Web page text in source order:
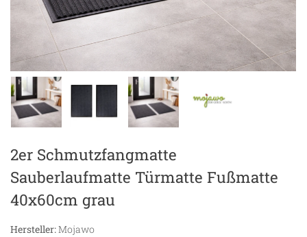
2er Schmutzfangmatte
Sauberlaufmatte Türmatte Fußmatte
40x60cm grau
Hersteller:Mojawo